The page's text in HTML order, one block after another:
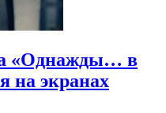
«Однажды… в
на экранах